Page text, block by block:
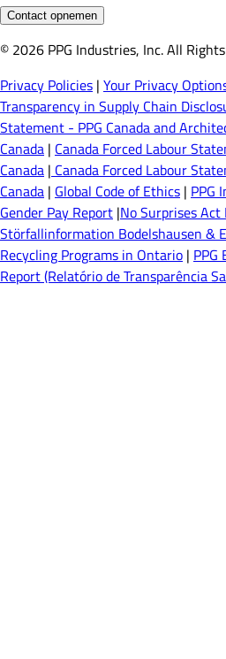
Contact opnemen
© 2026 PPG Industries, Inc. All
Privacy Policies | Your Privacy
Transparency in Supply Chain
Statement - PPG Canada and
Canada | Canada Forced Labour
Canada | Canada Forced Labour
Canada | Global Code of Ethics | PPG
Gender Pay Report |No Surprises Act
Störfallinformation Bodelshausen &
Recycling Programs in Ontario | PPG
Report (Relatório de Transparência